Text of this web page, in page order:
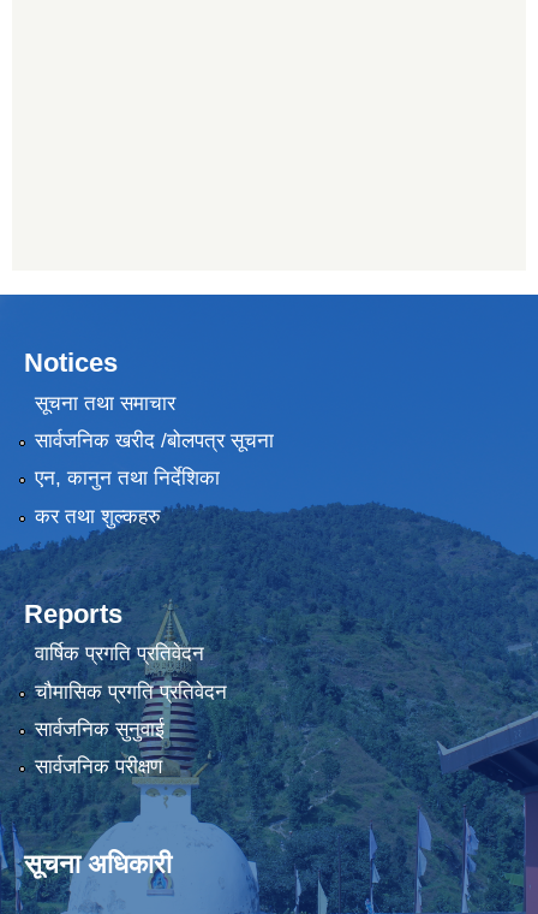
Notices
सूचना तथा समाचार
सार्वजनिक खरीद /बोलपत्र सूचना
एन, कानुन तथा निर्देशिका
कर तथा शुल्कहरु
Reports
वार्षिक प्रगति प्रतिवेदन
चौमासिक प्रगति प्रतिवेदन
सार्वजनिक सुनुवाई
सार्वजनिक परीक्षण
सूचना अधिकारी